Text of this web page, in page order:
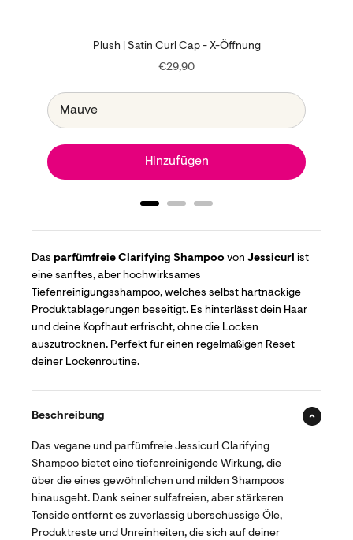
Plush | Satin Curl Cap - X-Öffnung
Price
€29,90
Hinzufügen
Das parfümfreie Clarifying Shampoo von Jessicurl ist
eine sanftes, aber hochwirksames
Tiefenreinigungsshampoo, welches selbst hartnäckige
Produktablagerungen beseitigt. Es hinterlässt dein Haar
und deine Kopfhaut erfrischt, ohne die Locken
auszutrocknen. Perfekt für einen regelmäßigen Reset
deiner Lockenroutine.
Beschreibung
Das vegane und parfümfreie Jessicurl Clarifying
Shampoo bietet eine tiefenreinigende Wirkung, die
über die eines gewöhnlichen und milden Shampoos
hinausgeht. Dank seiner sulfafreien, aber stärkeren
Tenside entfernt es zuverlässig überschüssige Öle,
Produktreste und Unreinheiten, die sich auf deiner